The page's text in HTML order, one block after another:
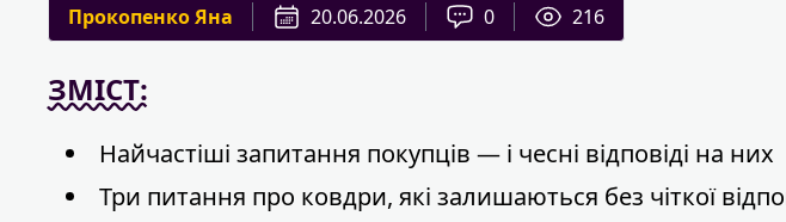
Прокопенко Яна 20.06.2026 0 216
ЗМІСТ:
Найчастіші запитання покупців — і чесні відповіді на них
Три питання про ковдри, які залишаються без чіткої